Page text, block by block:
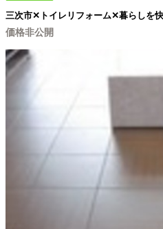
三次市✕トイレリフォーム✕暮らしを
価格非公開